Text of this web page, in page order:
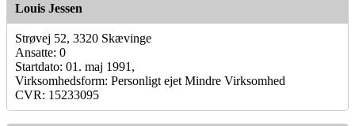
Louis Jessen
Strøvej 52, 3320 Skævinge
Ansatte: 0
Startdato: 01. maj 1991,
Virksomhedsform: Personligt ejet Mindre Virksomhed
CVR: 15233095